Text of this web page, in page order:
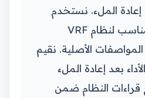
الملء. نستخدم
فريون من النوع المناسب لنظام VRF
الأصلية. نقيم
بعد إعادة الملء
قراءات النظام ضمن